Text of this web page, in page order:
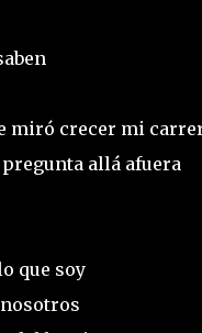
miró crecer mi
allá afuera
que soy